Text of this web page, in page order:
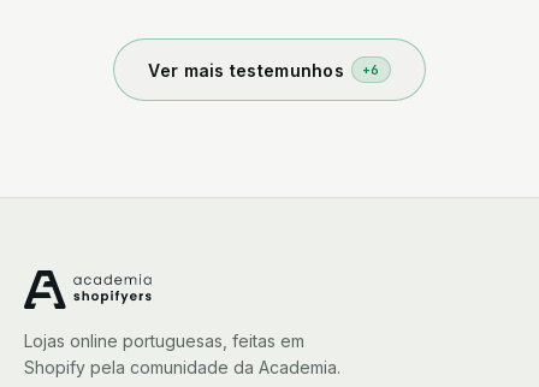
Ver mais testemunhos +6
Lojas online portuguesas, feitas em
Shopify pela comunidade da Academia.